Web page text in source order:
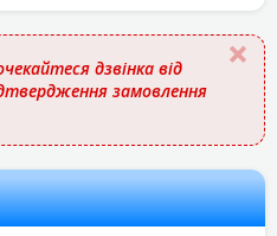
дзвінка від
замовлення